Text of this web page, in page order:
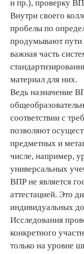
и пр.), проверку
Внутри своего
пробелы по
продумывают
важная часть
материал для них.
Ведь назначение
соответствии с
позволяют
предметных и
числе, например,
универсальных
ВПР не является
аттестацией. Это
индивидуальных
Исследования
конкретного
только на уровне